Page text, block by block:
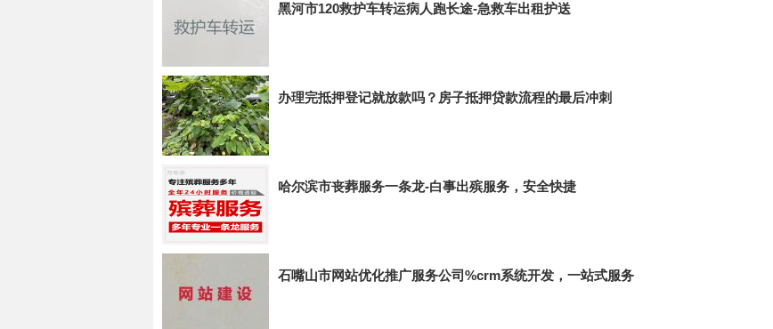
黑河市120救护车转运病人跑长途-急救车出租护送
办理完抵押登记就放款吗？房子抵押贷款流程的最后冲刺
哈尔滨市丧葬服务一条龙-白事出殡服务，安全快捷
石嘴山市网站优化推广服务公司%crm系统开发，一站式服务